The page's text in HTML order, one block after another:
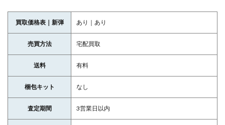
買取価格表｜新弾 あり｜あり
売買方法 宅配買取
送料 有料
梱包キット なし
査定期間 3営業日以内